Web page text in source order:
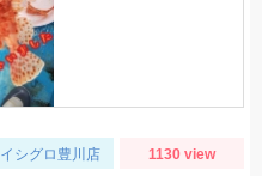
イシグロ豊川店 1130 view